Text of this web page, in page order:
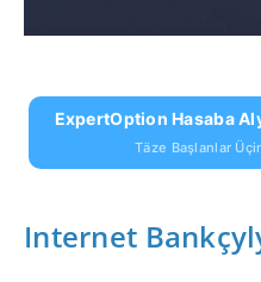
ExpertOption Hasaba
Täze Başlanlar
Internet